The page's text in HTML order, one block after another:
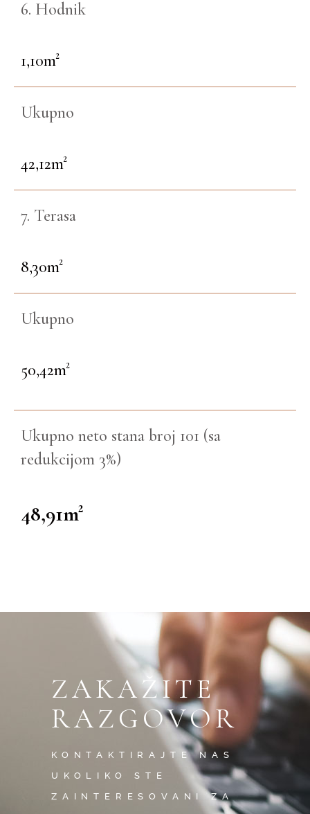
6. Hodnik
1,10m²
Ukupno
42,12m²
7. Terasa
8,30m²
Ukupno
50,42m²
Ukupno neto stana broj 101 (sa
redukcijom 3%)
48,91m²
ZAKAŽITE
RAZGOVOR
KONTAKTIRAJTE NAS
UKOLIKO STE
ZAINTERESOVANI ZA